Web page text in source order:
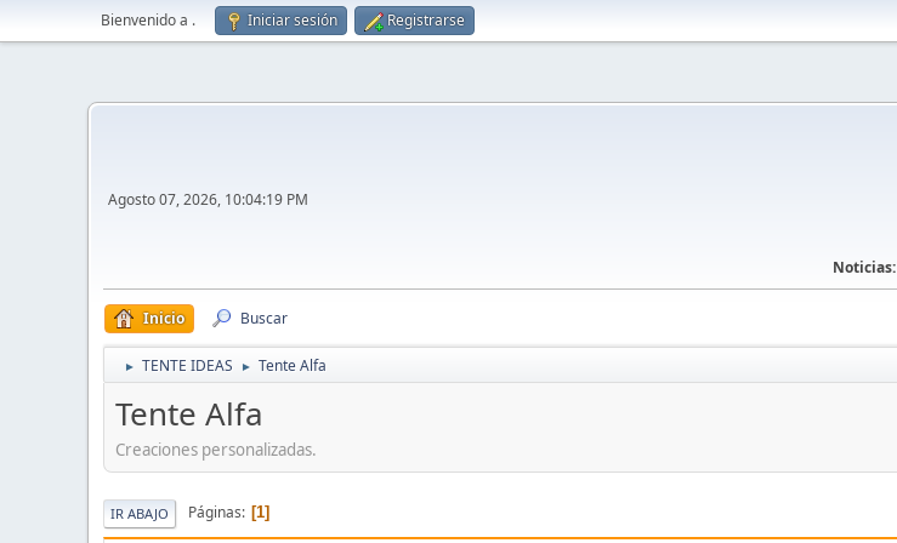
Bienvenido a . Iniciar sesión Registrarse
Agosto 07, 2026, 10:04:19 PM
Noticias:
Inicio Buscar
► TENTE IDEAS ► Tente Alfa
Tente Alfa
Creaciones personalizadas.
IR ABAJO Páginas 1